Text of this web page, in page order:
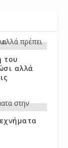
του
αλλά